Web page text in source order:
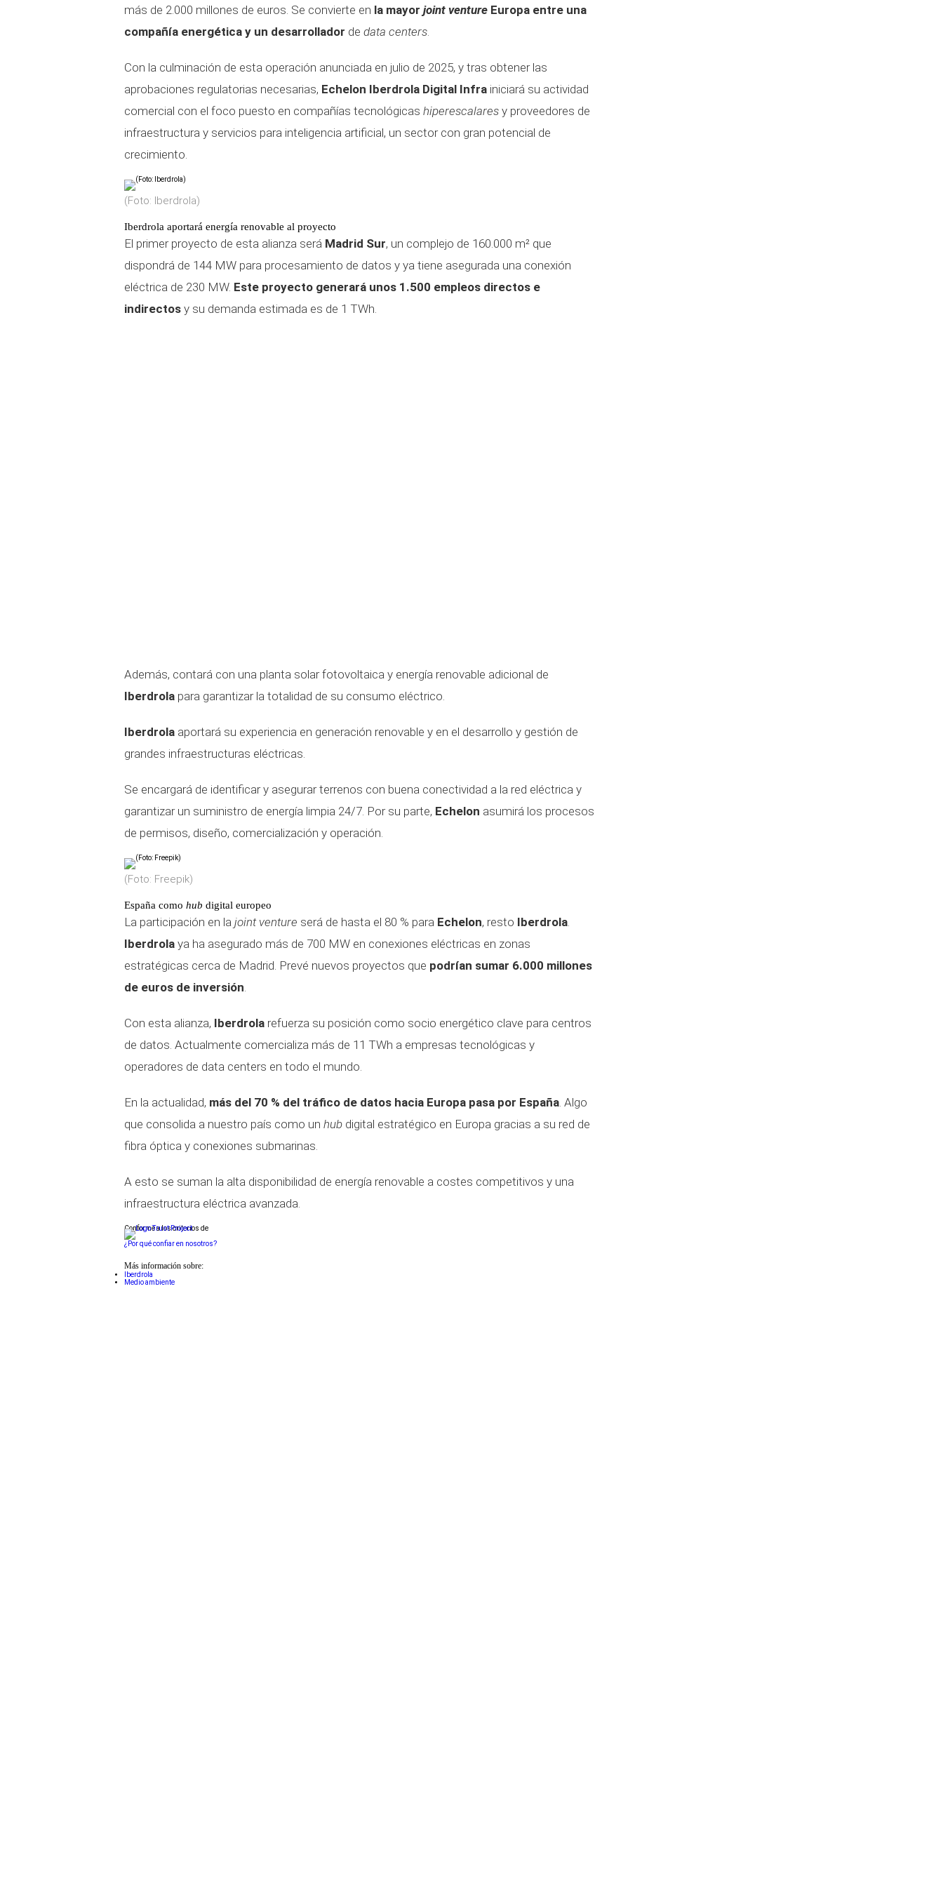
más de 2.000 millones de euros. Se convierte en la mayor joint venture Europa entre una
compañía energética y un desarrollador de data centers.
Con la culminación de esta operación anunciada en julio de 2025, y tras obtener las
aprobaciones regulatorias necesarias, Echelon Iberdrola Digital Infra iniciará su actividad
comercial con el foco puesto en compañías tecnológicas hiperescalares y proveedores de
infraestructura y servicios para inteligencia artificial, un sector con gran potencial de
crecimiento.
(Foto: Iberdrola)
Iberdrola aportará energía renovable al proyecto
El primer proyecto de esta alianza será Madrid Sur, un complejo de 160.000 m² que
dispondrá de 144 MW para procesamiento de datos y ya tiene asegurada una conexión
eléctrica de 230 MW. Este proyecto generará unos 1.500 empleos directos e
indirectos y su demanda estimada es de 1 TWh.
Además, contará con una planta solar fotovoltaica y energía renovable adicional de
Iberdrola para garantizar la totalidad de su consumo eléctrico.
Iberdrola aportará su experiencia en generación renovable y en el desarrollo y gestión de
grandes infraestructuras eléctricas.
Se encargará de identificar y asegurar terrenos con buena conectividad a la red eléctrica y
garantizar un suministro de energía limpia 24/7. Por su parte, Echelon asumirá los procesos
de permisos, diseño, comercialización y operación.
(Foto: Freepik)
España como hub digital europeo
La participación en la joint venture será de hasta el 80 % para Echelon, resto Iberdrola.
Iberdrola ya ha asegurado más de 700 MW en conexiones eléctricas en zonas
estratégicas cerca de Madrid. Prevé nuevos proyectos que podrían sumar 6.000 millones
de euros de inversión.
Con esta alianza, Iberdrola refuerza su posición como socio energético clave para centros
de datos. Actualmente comercializa más de 11 TWh a empresas tecnológicas y
operadores de data centers en todo el mundo.
En la actualidad, más del 70 % del tráfico de datos hacia Europa pasa por España. Algo
que consolida a nuestro país como un hub digital estratégico en Europa gracias a su red de
fibra óptica y conexiones submarinas.
A esto se suman la alta disponibilidad de energía renovable a costes competitivos y una
infraestructura eléctrica avanzada.
Conforme a los criterios de
¿Por qué confiar en nosotros?
Más información sobre:
Iberdrola
Medio ambiente